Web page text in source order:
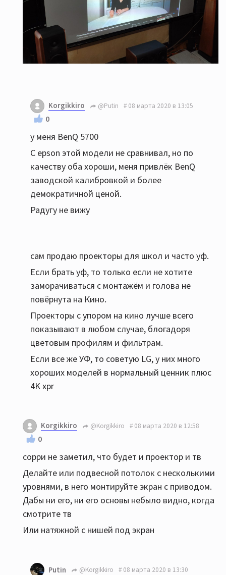
Korgikkiro @Putin 08 марта 2020 в 13:05
0
у меня BenQ 5700
С epson этой модели не сравнивал, но по
качеству оба хороши, меня привлёк BenQ
заводской калибровкой и более
демократичной ценой.
Радугу не вижу
сам продаю проекторы для школ и часто уф.
Если брать уф, то только если не хотите
заморачиваться с монтажём и голова не
повёрнута на Кино.
Проекторы с упором на кино лучше всего
показывают в любом случае, блогадоря
цветовым профилям и фильтрам.
Если все же УФ, то советую LG, у них много
хороших моделей в нормальный ценник плюс
4K xpr
Korgikkiro @Korgikkiro 08 марта 2020 в 12:58
0
сорри не заметил, что будет и проектор и тв
Делайте или подвесной потолок с несколькими
уровнями, в него монтируйте экран с приводом.
Дабы ни его, ни его основы небыло видно, когда
смотрите тв
Или натяжной с нишей под экран
Putin @Korgikkiro 08 марта 2020 в 13:30